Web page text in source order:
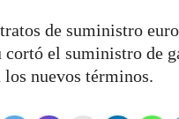
de suministro
el suministro de
nuevos términos.